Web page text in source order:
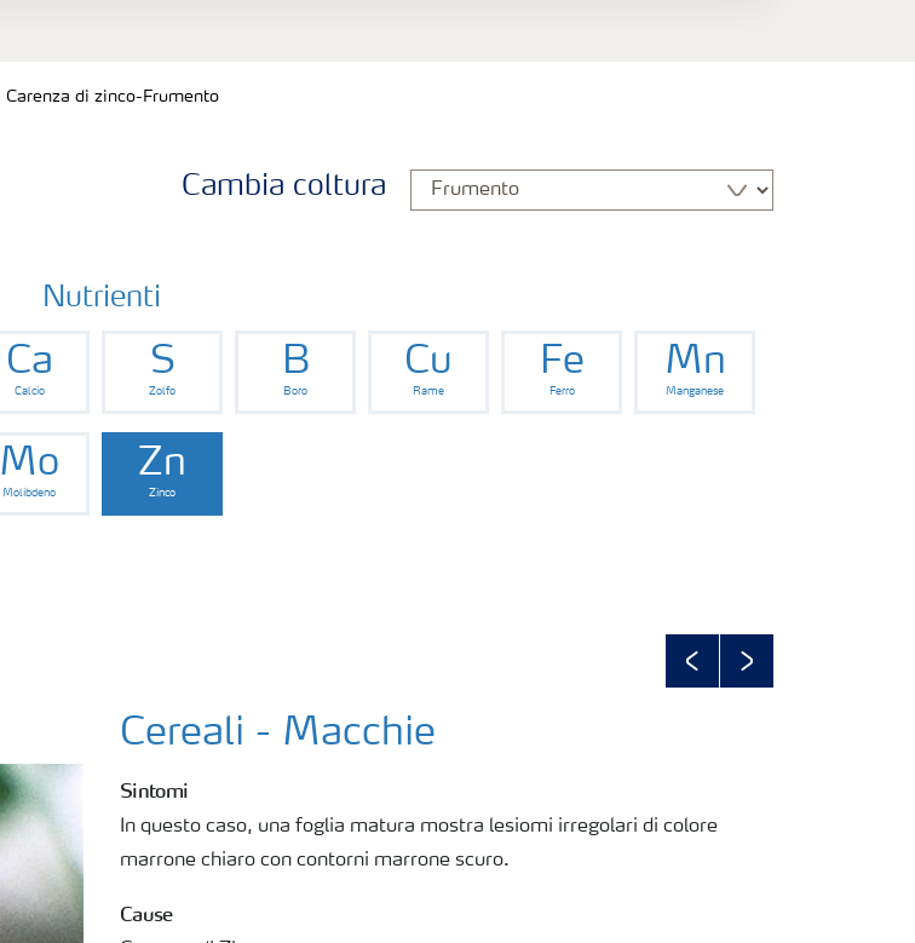
Carenza di zinco-Frumento
Cambia coltura
Nutrienti
Ca
Calcio
S
Zolfo
B
Boro
Cu
Rame
Fe
Ferro
Mn
Manganese
Mo
Molibdeno
Zn
Zinco
PreviousNext
Cereali - Macchie
Sintomi
In questo caso, una foglia matura mostra lesiomi irregolari di colore
marrone chiaro con contorni marrone scuro.
Cause